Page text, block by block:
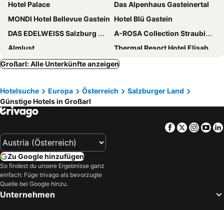
Hotel Palace
Das Alpenhaus Gasteinertal
MONDI Hotel Bellevue Gastein Hotel Blü Gastein
DAS EDELWEISS Salzburg Mountain Resort
A-ROSA Collection Straubinger Grand Hotel Bad Gastein
Almlust
Thermal Resort Hotel Elisabethpark
Hotel Adapura Wagrain
Urban Nature Bad Gastein - Badeschloss
Hotel Rauscher - Das Naturteichparadies
Österreichischer Hof
Hotel Zum Stern
Hotel Grossarler Hof Superior
Hotel Wagrainerhof
Das.Goldberg
Sporthotel Wagrain
Alpenland St Johann
Hotel Kristall
POST POST Hotel - Alpine Boutique Hotel & Spa
Großarl: Alle Unterkünfte anzeigen
Hotelsuche Europa Österreich
Salzburger Land
Günstige Hotels in Großarl
Facebook
Twitter
Zu Google hinzufügen
So findest du unsere Ergebnisse ganz
einfach: Füge trivago als bevorzugte
Quelle bei Google hinzu.
Unternehmen